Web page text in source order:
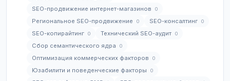
SEO-продвижение интернет-магазинов 0
Региональное SEO-продвижение 0 SEO-консалтинг 0
SEO-копирайтинг 0 Технический SEO-аудит 0
Сбор семантического ядра 0
Оптимизация коммерческих факторов 0
Юзабилити и поведенческие факторы 0